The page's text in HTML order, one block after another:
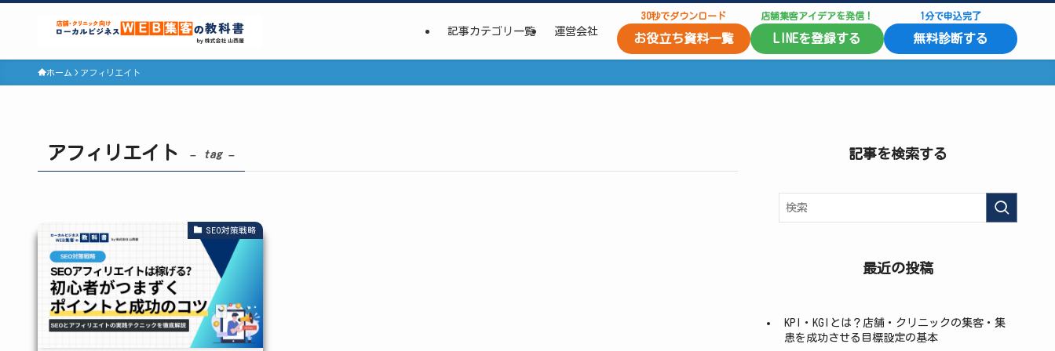
記事カテゴリ一覧 運営会社
30秒でダウンロード
お役立ち資料一覧
店舗集客アイデアを発信！
LINEを登録する
1分で申込完了
無料診断する
ホーム アフィリエイト
アフィリエイト – tag –
SEO対策戦略
記事を検索する
最近の投稿
KPI・KGIとは？店舗・クリニックの集客・集
患を成功させる目標設定の基本